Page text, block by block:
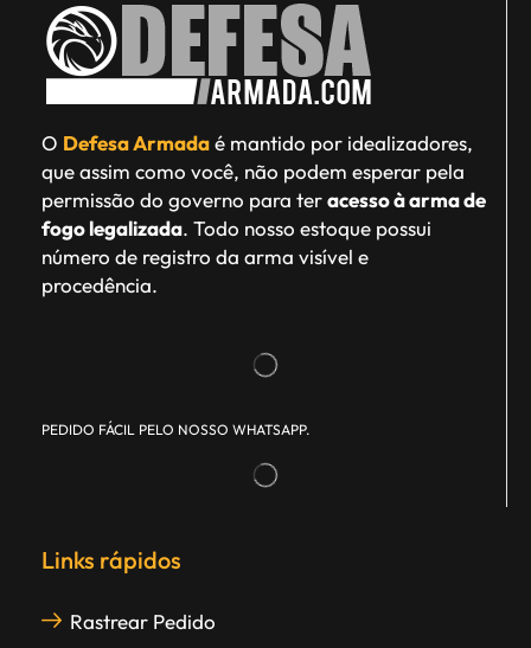
O Defesa Armadaé mantido por idealizadores,
que assim como você, não podem esperar pela
permissão do governo para teracesso à arma de
fogo legalizada. Todo nosso estoque possui
número de registro da arma visível e
procedência.
PEDIDO FÁCIL PELO NOSSO WHATSAPP.
Links rápidos
Rastrear Pedido